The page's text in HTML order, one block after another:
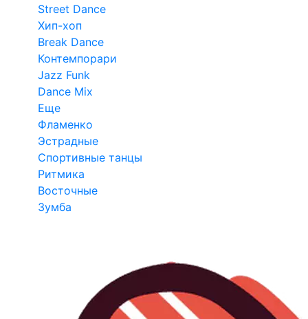
Street Dance
Хип-хоп
Break Dance
Контемпорари
Jazz Funk
Dance Mix
Еще
Фламенко
Эстрадные
Спортивные танцы
Ритмика
Восточные
Зумба